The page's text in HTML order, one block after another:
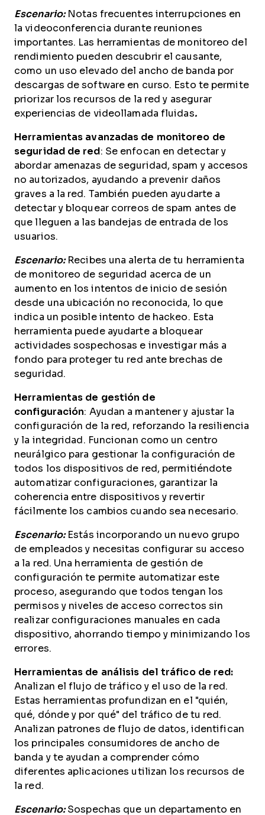
Escenario: Notas frecuentes interrupciones en
la videoconferencia durante reuniones
importantes. Las herramientas de monitoreo del
rendimiento pueden descubrir el causante,
como un uso elevado del ancho de banda por
descargas de software en curso. Esto te permite
priorizar los recursos de la red y asegurar
experiencias de videollamada fluidas.
Herramientas avanzadas de monitoreo de
seguridad de red : Se enfocan en detectar y
abordar amenazas de seguridad, spam y accesos
no autorizados, ayudando a prevenir daños
graves a la red. También pueden ayudarte a
detectar y bloquear correos de spam antes de
que lleguen a las bandejas de entrada de los
usuarios.
Escenario:Recibes una alerta de tu herramienta
de monitoreo de seguridad acerca de un
aumento en los intentos de inicio de sesión
desde una ubicación no reconocida, lo que
indica un posible intento de hackeo. Esta
herramienta puede ayudarte a bloquear
actividades sospechosas e investigar más a
fondo para proteger tu red ante brechas de
seguridad.
Herramientas de gestión de
configuración: Ayudan a mantener y ajustar la
configuración de la red, reforzando la resiliencia
y la integridad. Funcionan como un centro
neurálgico para gestionar la configuración de
todos los dispositivos de red, permitiéndote
automatizar configuraciones, garantizar la
coherencia entre dispositivos y revertir
fácilmente los cambios cuando sea necesario.
Escenario: Estás incorporando un nuevo grupo
de empleados y necesitas configurar su acceso
a la red. Una herramienta de gestión de
configuración te permite automatizar este
proceso, asegurando que todos tengan los
permisos y niveles de acceso correctos sin
realizar configuraciones manuales en cada
dispositivo, ahorrando tiempo y minimizando los
errores.
Herramientas de análisis del tráfico de red:
Analizan el flujo de tráfico y el uso de la red.
Estas herramientas profundizan en el "quién,
qué, dónde y por qué" del tráfico de tu red.
Analizan patrones de flujo de datos, identifican
los principales consumidores de ancho de
banda y te ayudan a comprender cómo
diferentes aplicaciones utilizan los recursos de
la red.
Escenario:Sospechas que un departamento en